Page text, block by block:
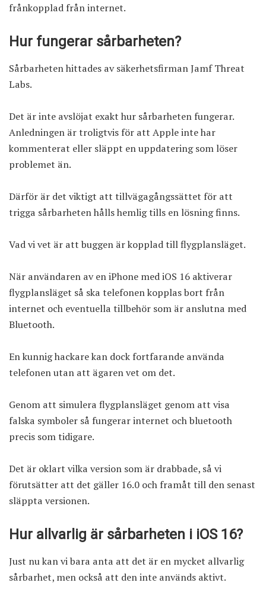
frånkopplad från internet.
Hur fungerar sårbarheten?
Sårbarheten hittades av säkerhetsfirmanJamf Threat
Labs.
Det är inte avslöjat exakt hur sårbarheten fungerar.
Anledningen är troligtvis för att Apple inte har
kommenterat eller släppt en uppdatering som löser
problemet än.
Därför är det viktigt att tillvägagångssättet för att
trigga sårbarheten hålls hemlig tills en lösning finns.
Vad vi vet är att buggen är kopplad till flygplansläget.
När användaren av en iPhone med iOS 16 aktiverar
flygplansläget så ska telefonen kopplas bort från
internet och eventuella tillbehör som är anslutna med
Bluetooth.
En kunnig hackare kan dock fortfarande använda
telefonen utan att ägaren vet om det.
Genom att simulera flygplansläget genom att visa
falska symboler så fungerar internet och bluetooth
precis som tidigare.
Det är oklart vilka version som är drabbade, så vi
förutsätter att det gäller 16.0 och framåt till den senast
släppta versionen.
Hur allvarlig är sårbarheten i iOS 16?
Just nu kan vi bara anta att det är en mycket allvarlig
sårbarhet, men också att den inte används aktivt.